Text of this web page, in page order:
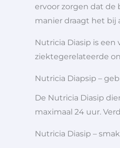
ervoor zorgen dat de
manier draagt het bij
Nutricia Diasip is
ziektegerelateerde
Nutricia Diapsip –
De Nutricia Diasip
maximaal 24 uur.
Nutricia Diasip –